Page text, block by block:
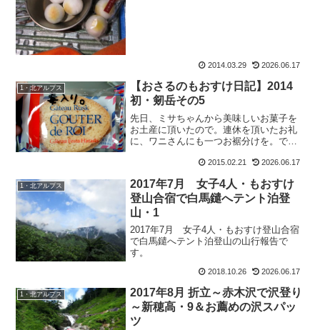
2014.03.29 2026.06.17
1・北アルプス
【おさるのもおすけ日記】2014
初・剱岳その5
先日、ミサちゃんから美味しいお菓子を
お土産に頂いたので。連休を頂いたお礼
に、ワニさんにも一つお裾分けを。で
すから。サクッと毒入り。こういう事が
場。（主に、と言うか殆ど私...
2015.02.21 2026.06.17
1・北アルプス
2017年7月 女子4人・もおすけ
登山合宿で白馬鑓へテント泊登
山・1
2017年7月 女子4人・もおすけ登山合宿
で白馬鑓へテント泊登山の山行報告で
す。
2018.10.26 2026.06.17
1・北アルプス
2017年8月 折立～赤木沢で沢登り
～新穂高・9＆お薦めの沢スパッ
ツ